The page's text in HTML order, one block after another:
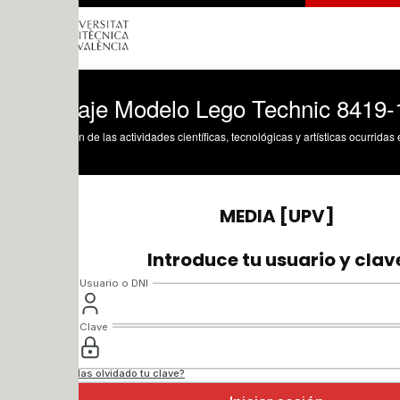
Modelo Lego Technic 8419-1 con
de las actividades científicas, tecnológicas y artísticas ocurridas en los tres